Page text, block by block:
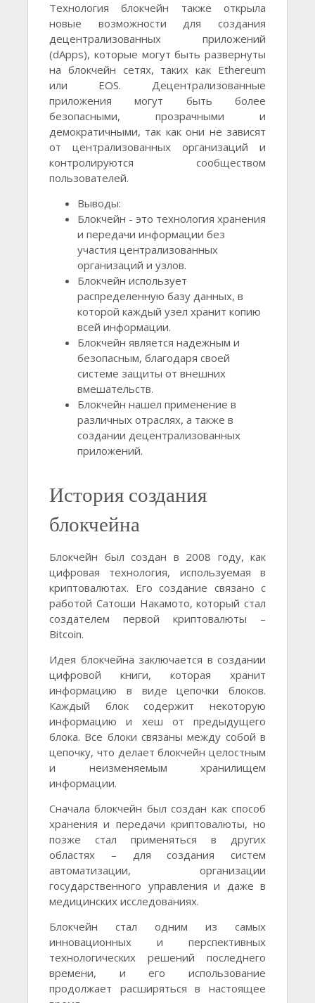
Технология блокчейн также открыла
новые возможности для создания
децентрализованных приложений
(dApps), которые могут быть развернуты
на блокчейн сетях, таких как Ethereum
или EOS. Децентрализованные
приложения могут быть более
безопасными, прозрачными и
демократичными, так как они не зависят
от централизованных организаций и
контролируются сообществом
пользователей.
Выводы:
Блокчейн - это технология хранения
и передачи информации без
участия централизованных
организаций и узлов.
Блокчейн использует
распределенную базу данных, в
которой каждый узел хранит копию
всей информации.
Блокчейн является надежным и
безопасным, благодаря своей
системе защиты от внешних
вмешательств.
Блокчейн нашел применение в
различных отраслях, а также в
создании децентрализованных
приложений.
История создания
блокчейна
Блокчейн был создан в 2008 году, как
цифровая технология, используемая в
криптовалютах. Его создание связано с
работой Сатоши Накамото, который стал
создателем первой криптовалюты –
Bitcoin.
Идея блокчейна заключается в создании
цифровой книги, которая хранит
информацию в виде цепочки блоков.
Каждый блок содержит некоторую
информацию и хеш от предыдущего
блока. Все блоки связаны между собой в
цепочку, что делает блокчейн целостным
и неизменяемым хранилищем
информации.
Сначала блокчейн был создан как способ
хранения и передачи криптовалюты, но
позже стал применяться в других
областях – для создания систем
автоматизации, организации
государственного управления и даже в
медицинских исследованиях.
Блокчейн стал одним из самых
инновационных и перспективных
технологических решений последнего
времени, и его использование
продолжает расширяться в настоящее